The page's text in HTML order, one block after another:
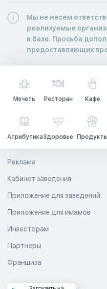
Мы не несем
реализуемые
в базе. Просьба
предоставляющих
Мечеть Ресторан Кафе
АтрибутикаЗдоровье
Реклама
Кабинет заведения
Приложение для заведений
Приложение для имамов
Инвесторам
Партнеры
Франшиза